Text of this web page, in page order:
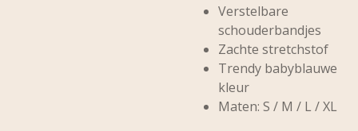
Verstelbare
schouderbandjes
Zachte stretchstof
Trendy babyblauwe
kleur
Maten: S / M / L / XL